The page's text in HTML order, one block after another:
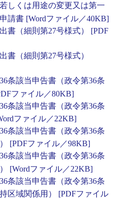
しくは用途の変更又は第一
請書 [Wordファイル／40KB]
書（細則第27号様式） [PDF
書（細則第27号様式）
条該当申告書（政令第36条
ファイル／80KB]
条該当申告書（政令第36条
ファイル／22KB]
条該当申告書（政令第36条
[PDFファイル／98KB]
条該当申告書（政令第36条
[Wordファイル／22KB]
条該当申告書（政令第36条
区域関係用） [PDFファイル